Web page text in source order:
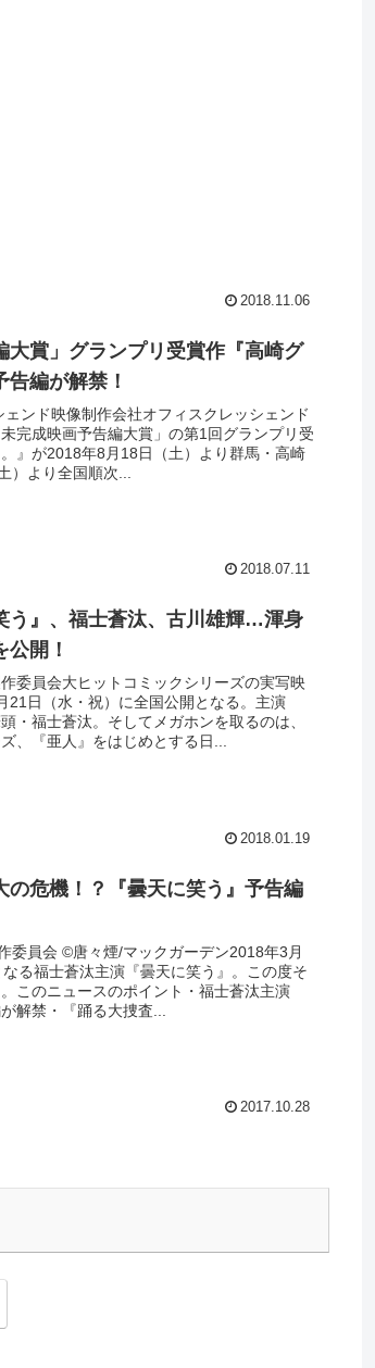
2018.11.06
大賞」グランプリ受賞作『高崎グ
編が解禁！
ンド映像制作会社オフィスクレッシェンド
完成映画予告編大賞」の第1回グランプリ受
』が2018年8月18日（土）より群馬・高崎
）より全国順次...
2018.07.11
う』、福士蒼汰、古川雄輝…渾身
開！
委員会大ヒットコミックシリーズの実写映
21日（水・祝）に全国公開となる。主演
・福士蒼汰。そしてメガホンを取るのは、
、『亜人』をはじめとする日...
2018.01.19
の危機！？『曇天に笑う』予告編
委員会 ©︎唐々煙/マックガーデン2018年3月
る福士蒼汰主演『曇天に笑う』。この度そ
このニュースのポイント・福士蒼汰主演
解禁・『踊る大捜査...
2017.10.28